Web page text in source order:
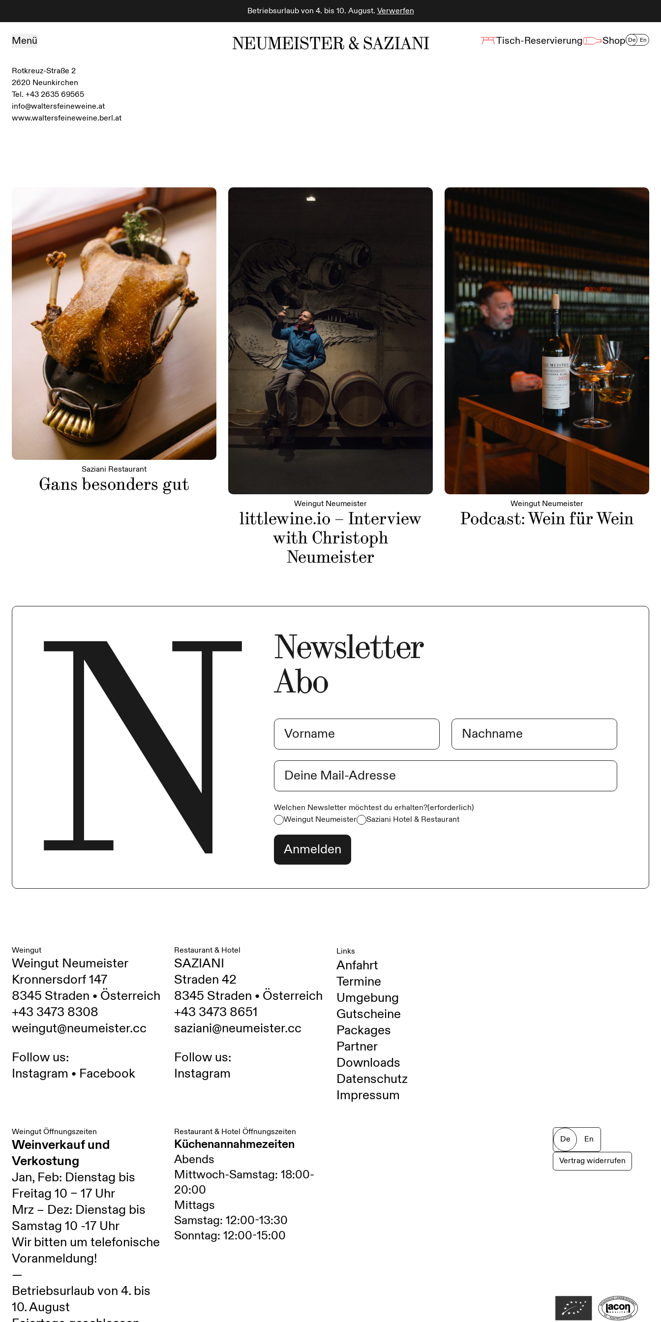
Betriebsurlaub von 4. bis 10. August. Verwerfen
Menü NEUMEISTER & SAZIANI Tisch-Reservierung Shop De En
Rotkreuz-Straße 2
2620 Neunkirchen
Tel. +43 2635 69565
info@waltersfeineweine.at
www.waltersfeineweine.berl.at
Saziani Restaurant
Gans besonders gut
Weingut Neumeister
littlewine.io – Interview
with Christoph
Neumeister
Weingut Neumeister
Podcast: Wein für Wein
Newsletter
Abo
Name
E-Mail
Welchen Newsletter möchtest du erhalten?(erforderlich)
Weingut Neumeister
Saziani Hotel & Restaurant
Weingut
Weingut Neumeister
Kronnersdorf 147
8345 Straden • Österreich
+43 3473 8308
weingut@neumeister.cc
Follow us:
Instagram • Facebook
Weingut Öffnungszeiten
Weinverkauf und
Verkostung
Jan, Feb: Dienstag bis
Freitag 10 – 17 Uhr
Mrz – Dez: Dienstag bis
Samstag 10 -17 Uhr
Wir bitten um telefonische
Voranmeldung!
—
Betriebsurlaub von 4. bis
10. August
Restaurant & Hotel
SAZIANI
Straden 42
8345 Straden • Österreich
+43 3473 8651
saziani@neumeister.cc
Follow us:
Instagram
Restaurant & Hotel Öffnungszeiten
Küchenannahmezeiten
Abends
Mittwoch-Samstag: 18:00-
20:00
Mittags
Samstag: 12:00-13:30
Sonntag: 12:00-15:00
Links
Anfahrt
Termine
Umgebung
Gutscheine
Packages
Partner
Downloads
Datenschutz
Impressum
De En
Vertrag widerrufen